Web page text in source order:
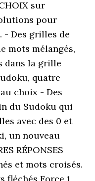
sur
pour
- Des grilles de
mots mélangés,
dans la grille
quatre
choix - Des
du Sudoku qui
avec des 0 et
un nouveau
RÉPONSES
et mots croisés.